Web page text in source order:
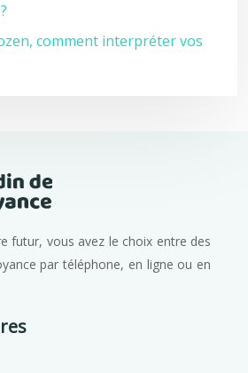
comment interpréter vos
futur, vous avez le choix entre des
par téléphone, en ligne ou en